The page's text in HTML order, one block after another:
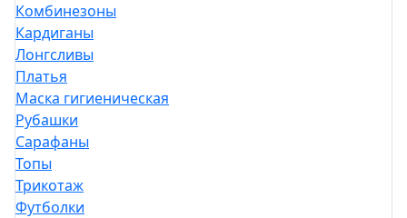
Комбинезоны
Кардиганы
Лонгсливы
Платья
Маска гигиеническая
Рубашки
Сарафаны
Топы
Трикотаж
Футболки